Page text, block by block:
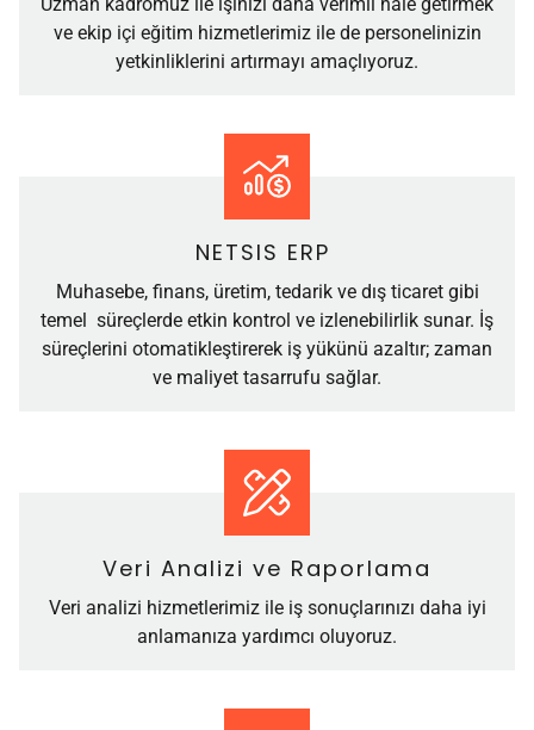
ve ekip içi eğitim hizmetlerimiz ile de personelinizin
yetkinliklerini artırmayı amaçlıyoruz.
NETSIS ERP
Muhasebe, finans, üretim, tedarik ve dış ticaret gibi
temel süreçlerde etkin kontrol ve izlenebilirlik sunar. İş
süreçlerini otomatikleştirerek iş yükünü azaltır; zaman
ve maliyet tasarrufu sağlar.
Veri Analizi ve Raporlama
Veri analizi hizmetlerimiz ile iş sonuçlarınızı daha iyi
anlamanıza yardımcı oluyoruz.